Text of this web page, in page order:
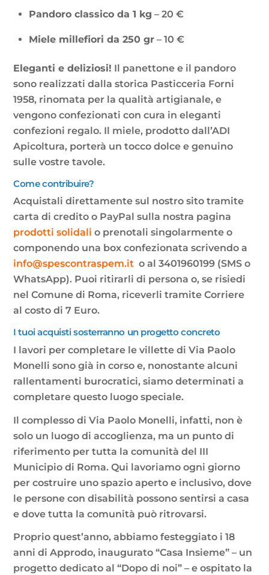
Pandoro classico da 1 kg – 20 €
Miele millefiori da 250 gr – 10 €
Eleganti e deliziosi! Il panettone e il pandoro
sono realizzati dalla storica Pasticceria Forni
1958, rinomata per la qualità artigianale, e
vengono confezionati con cura in eleganti
confezioni regalo. Il miele, prodotto dall’ADI
Apicoltura, porterà un tocco dolce e genuino
sulle vostre tavole.
Come contribuire?
Acquistali direttamente sul nostro sito tramite
carta di credito o PayPal sulla nostra pagina
prodotti solidali o prenotali singolarmente o
componendo una box confezionata scrivendo a
info@spescontraspem.it o al 3401960199 (SMS o
WhatsApp). Puoi ritirarli di persona o, se risiedi
nel Comune di Roma, riceverli tramite Corriere
al costo di 7 Euro.
I tuoi acquisti sosterranno un progetto concreto
I lavori per completare le villette di Via Paolo
Monelli sono già in corso e, nonostante alcuni
rallentamenti burocratici, siamo determinati a
completare questo luogo speciale.
Il complesso di Via Paolo Monelli, infatti, non è
solo un luogo di accoglienza, ma un punto di
riferimento per tutta la comunità del III
Municipio di Roma. Qui lavoriamo ogni giorno
per costruire uno spazio aperto e inclusivo, dove
le persone con disabilità possono sentirsi a casa
e dove tutta la comunità può ritrovarsi.
Proprio quest’anno, abbiamo festeggiato i 18
anni di Approdo, inaugurato “Casa Insieme” – un
progetto dedicato al “Dopo di noi” – e ospitato la